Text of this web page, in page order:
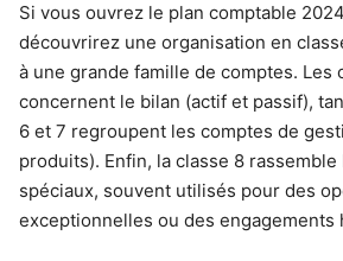
Si vous ouvrez le plan comptable
découvrirez une organisation en
à une grande famille de comptes. Les
concernent le bilan (actif et passif),
6 et 7 regroupent les comptes de
produits). Enfin, la classe 8
spéciaux, souvent utilisés pour des
exceptionnelles ou des engagements